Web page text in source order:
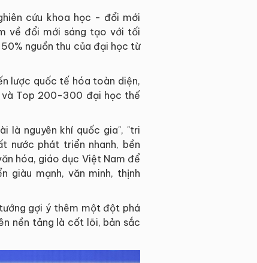
cứu khoa học - đổi mới
về đổi mới sáng tạo với tối
nguồn thu của đại học từ
lược quốc tế hóa toàn diện,
và Top 200-300 đại học thế
là nguyên khí quốc gia", "tri
nước phát triển nhanh, bền
hóa, giáo dục Việt Nam để
giàu mạnh, văn minh, thịnh
gợi ý thêm một đột phá
nền tảng là cốt lõi, bản sắc